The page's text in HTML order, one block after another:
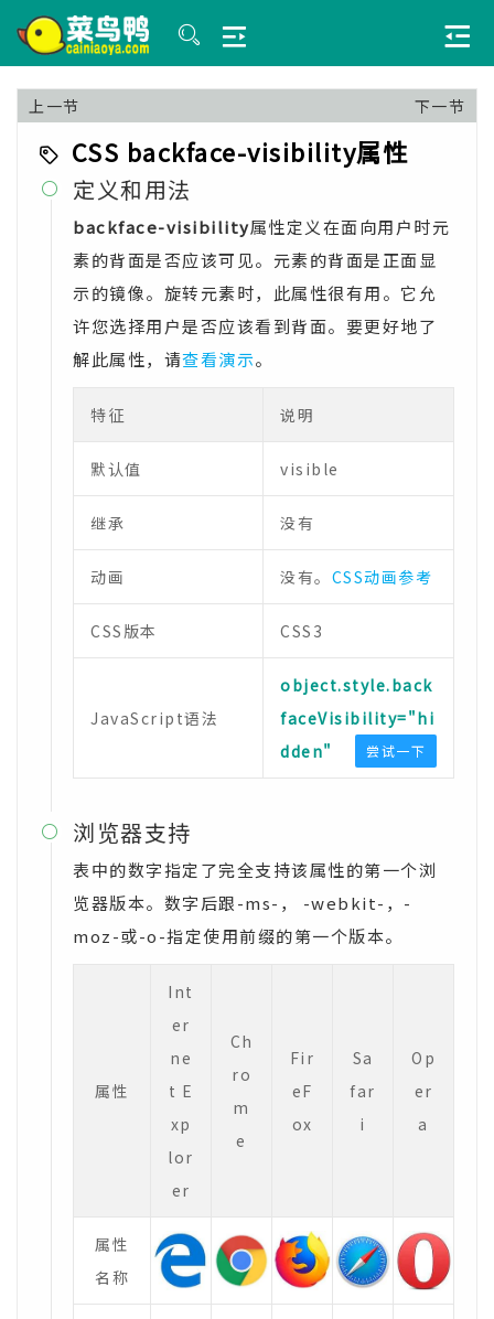
上一节 下一节
CSS backface-visibility属性
 定义和用法
backface-visibility属性定义在面向用户时元
素的背面是否应该可见。元素的背面是正面显
示的镜像。旋转元素时，此属性很有用。它允
许您选择用户是否应该看到背面。要更好地了
解此属性，请查看演示。
特征 说明
默认值 visible
继承 没有
动画 没有。 CSS动画参考
CSS版本 CSS3
JavaScript语法
object.style.back
faceVisibility="hi
dden"
尝试一下
 浏览器支持
表中的数字指定了完全支持该属性的第一个浏
览器版本。数字后跟-ms-， -webkit-，-
moz-或-o-指定使用前缀的第一个版本。
属性
Int
er
ne
t E
xp
lor
er
Ch
ro
m
e
Fir
eF
ox
Sa
far
i
Op
er
a
属性
名称